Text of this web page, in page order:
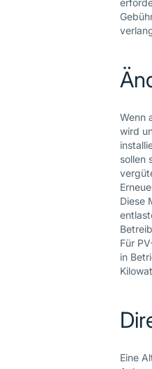
Wenn
wird
sollen
Diese
Für
in
Eine